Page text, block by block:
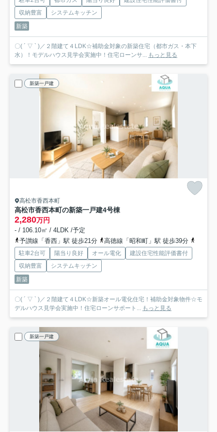
収納豊富
システムキッチン
新築
〇( ´ ▽ ` )／２階建て４LDK☆補助金対象の新築住宅（都市ガス・本下
水）！モデルハウス見学会実施中！住宅ローンサ...
もっと見る
新築一戸建
高松市香西本町
高松市香西本町の新築一戸建4号棟
2,280万円
- / 106.10㎡ / 4LDK /予定
予讃線「香西」駅 徒歩21分
高徳線「昭和町」駅 徒歩39分
駐車2台可 陽当り良好 オール電化
建設住宅性能評価書付
収納豊富
システムキッチン
新築
〇( ´ ▽ ` )／２階建て４LDK☆新築オール電化住宅！補助金対象物件☆モ
デルハウス見学会実施中！住宅ローンサポート...
もっと見る
新築一戸建